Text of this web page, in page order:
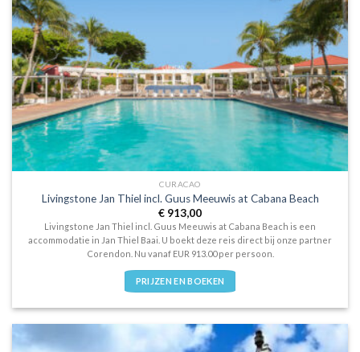
CURACAO
Livingstone Jan Thiel incl. Guus Meeuwis at Cabana Beach
€ 913,00
Livingstone Jan Thiel incl. Guus Meeuwis at Cabana Beach is een
accommodatie in Jan Thiel Baai. U boekt deze reis direct bij onze partner
Corendon. Nu vanaf EUR 913.00 per persoon.
PRIJZEN EN BOEKEN